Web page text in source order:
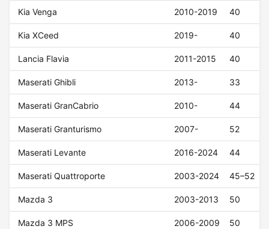
Kia Venga 2010-2019 40
Kia XCeed 2019- 40
Lancia Flavia 2011-2015 40
Maserati Ghibli 2013- 33
Maserati GranCabrio 2010- 44
Maserati Granturismo 2007- 52
Maserati Levante 2016-2024 44
Maserati Quattroporte 2003-2024 45–52
Mazda 3 2003-2013 50
Mazda 3 MPS 2006-2009 50